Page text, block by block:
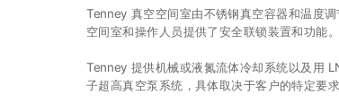
Tenney 真空空间室由不锈钢真空容器和温度
空间室和操作人员提供了安全联锁装置和功能。
Tenney 提供机械或液氮流体冷却系统以及用
子超高真空泵系统，具体取决于客户的特定要求